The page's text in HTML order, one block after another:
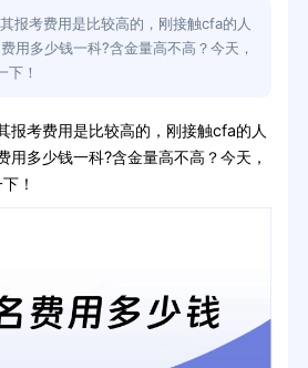
报考费用是比较高的，刚接触cfa的人
用多少钱一科?含金量高不高？今天，
下！
考费用是比较高的，刚接触cfa的人
多少钱一科?含金量高不高？今天，
！